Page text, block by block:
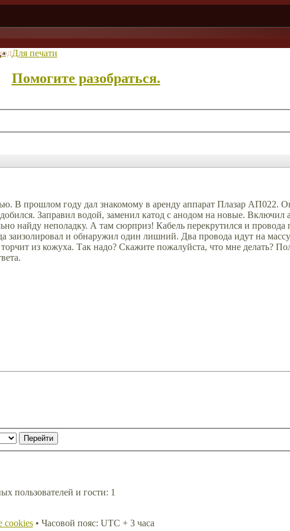
Для печати
Помогите разобраться.
В прошлом году дал знакомому в аренду аппарат Плазар АП022.
Заправил водой, заменил катод с анодом на новые. Включил
найду неполадку. А там сюрприз! Кабель перекрутился и провода
и обнаружил один лишний. Два провода идут на
из кожуха. Так надо? Скажите пожалуйста, что мне делать?
пользователей и гости: 1
cookies• Часовой пояс: UTC + 3 часа